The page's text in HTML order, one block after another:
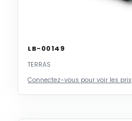
LB-00149
TERRAS
Connectez-vous pour voir les prix